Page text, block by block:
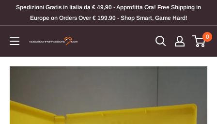
Spedizioni Gratis in Italia da € 49,90 - Approfitta Ora! Free Shipping in
Europe on Orders Over € 199.90 - Shop Smart, Game Hard!
Videogiochi
Per
Passione
0